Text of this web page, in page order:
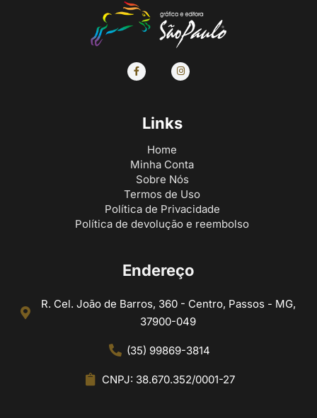
Links
Home
Minha Conta
Sobre Nós
Termos de Uso
Política de Privacidade
Política de devolução e reembolso
Endereço
R. Cel. João de Barros, 360 - Centro, Passos - MG,
37900-049
(35) 99869-3814
CNPJ: 38.670.352/0001-27